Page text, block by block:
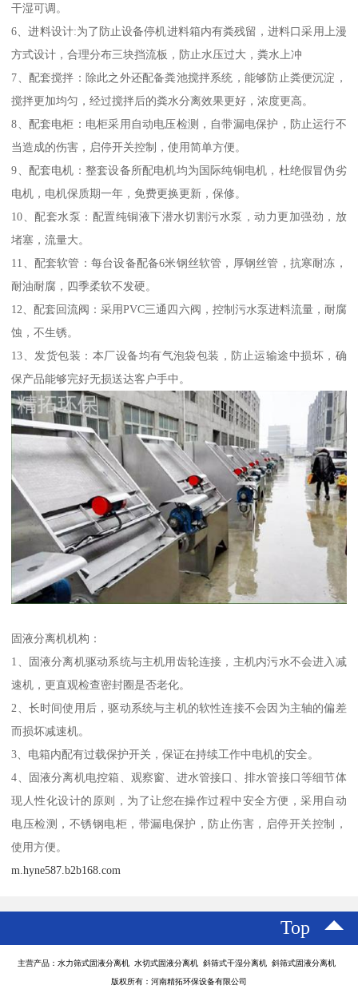
干湿可调。
6、进料设计:为了防止设备停机进料箱内有粪残留，进料口采用上漫
方式设计，合理分布三块挡流板，防止水压过大，粪水上冲
7、配套搅拌：除此之外还配备粪池搅拌系统，能够防止粪便沉淀，
搅拌更加均匀，经过搅拌后的粪水分离效果更好，浓度更高。
8、配套电柜：电柜采用自动电压检测，自带漏电保护，防止运行不
当造成的伤害，启停开关控制，使用简单方便。
9、配套电机：整套设备所配电机均为国际纯铜电机，杜绝假冒伪劣
电机，电机保质期一年，免费更换更新，保修。
10、配套水泵：配置纯铜液下潜水切割污水泵，动力更加强劲，放
堵塞，流量大。
11、配套软管：每台设备配备6米钢丝软管，厚钢丝管，抗寒耐冻，
耐油耐腐，四季柔软不发硬。
12、配套回流阀：采用PVC三通四六阀，控制污水泵进料流量，耐腐
蚀，不生锈。
13、发货包装：本厂设备均有气泡袋包装，防止运输途中损坏，确
保产品能够完好无损送达客户手中。
固液分离机机构：
1、固液分离机驱动系统与主机用齿轮连接，主机内污水不会进入减
速机，更直观检查密封圈是否老化。
2、长时间使用后，驱动系统与主机的软性连接不会因为主轴的偏差
而损坏减速机。
3、电箱内配有过载保护开关，保证在持续工作中电机的安全。
4、固液分离机电控箱、观察窗、进水管接口、排水管接口等细节体
现人性化设计的原则，为了让您在操作过程中安全方便，采用自动
电压检测，不锈钢电柜，带漏电保护，防止伤害，启停开关控制，
使用方便。
m.hyne587.b2b168.com
Top
主营产品：水力筛式固液分离机 水切式固液分离机 斜筛式干湿分离机 斜筛式固液分离机
版权所有：河南精拓环保设备有限公司